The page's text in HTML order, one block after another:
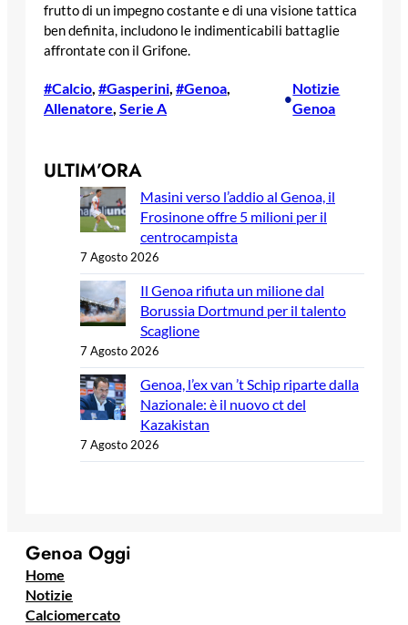
frutto di un impegno costante e di una visione tattica
ben definita, includono le indimenticabili battaglie
affrontate con il Grifone.
#Calcio #Gasperini #Genoa
Allenatore Serie A
•
Notizie
Genoa
ULTIM’ORA
Masini verso l’addio al Genoa, il
Frosinone offre 5 milioni per il
centrocampista
7 Agosto 2026
Il Genoa rifiuta un milione dal
Borussia Dortmund per il talento
Scaglione
7 Agosto 2026
Genoa, l’ex van ’t Schip riparte dalla
Nazionale: è il nuovo ct del
Kazakistan
7 Agosto 2026
Genoa Oggi
Home
Notizie
Calciomercato